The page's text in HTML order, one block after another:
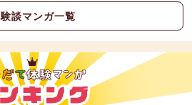
談マンガ一覧